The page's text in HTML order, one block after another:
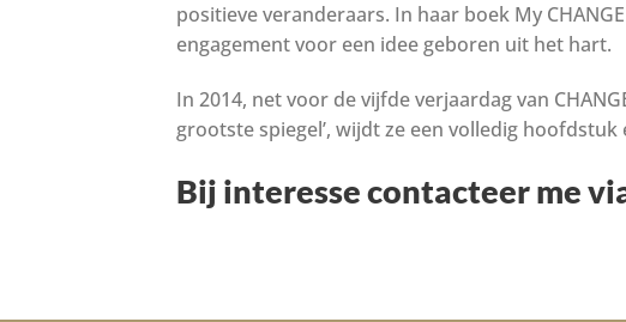
positieve veranderaars. In haar boek My
engagement voor een idee geboren uit het hart.
In 2014, net voor de vijfde verjaardag van
grootste spiegel’, wijdt ze een volledig
Bij interesse contacteer me